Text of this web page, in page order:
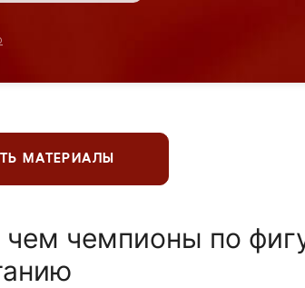
МАТЕРИАЛЫ
чемпионы по